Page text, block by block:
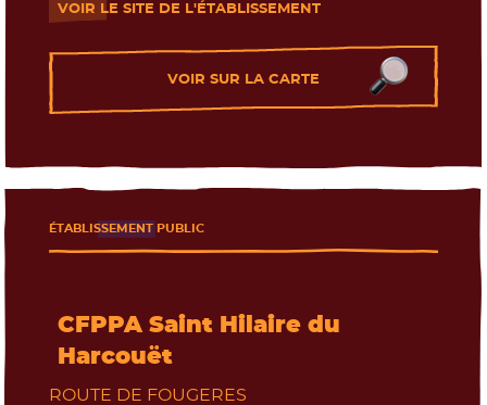
VOIR LE SITE DE L'ÉTABLISSEMENT
- Nouvelle fenêtre
VOIR SUR LA CARTE
CFPPA Saint Hilaire du
Harcouët
ÉTABLISSEMENT PUBLIC
ROUTE DE FOUGERES